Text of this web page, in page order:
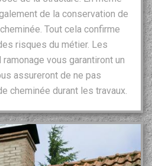
de la conservation de
Tout cela confirme
risques du métier. Les
vous garantiront un
assureront de ne pas
cheminée durant les travaux.